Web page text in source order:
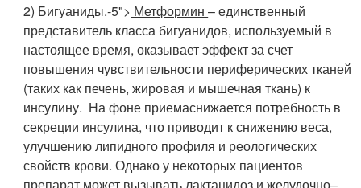
2) Бигуаниды.-5"> Метформин– единственный
представитель класса бигуанидов, используемый в
настоящее время, оказывает эффект за счет
повышения чувствительности периферических тканей
(таких как печень, жировая и мышечная ткань) к
инсулину. На фоне приемаснижается потребность в
секреции инсулина, что приводит к снижению веса,
улучшению липидного профиля и реологических
свойств крови. Однако у некоторых пациентов